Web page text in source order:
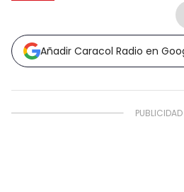
Añadir Caracol Radio en